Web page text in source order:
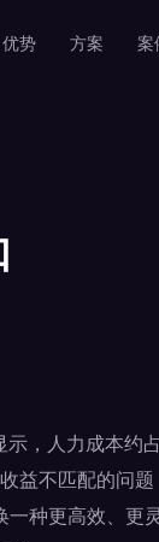
优势 方案 案
，人力成本约
益不匹配的问题
种更高效、更灵